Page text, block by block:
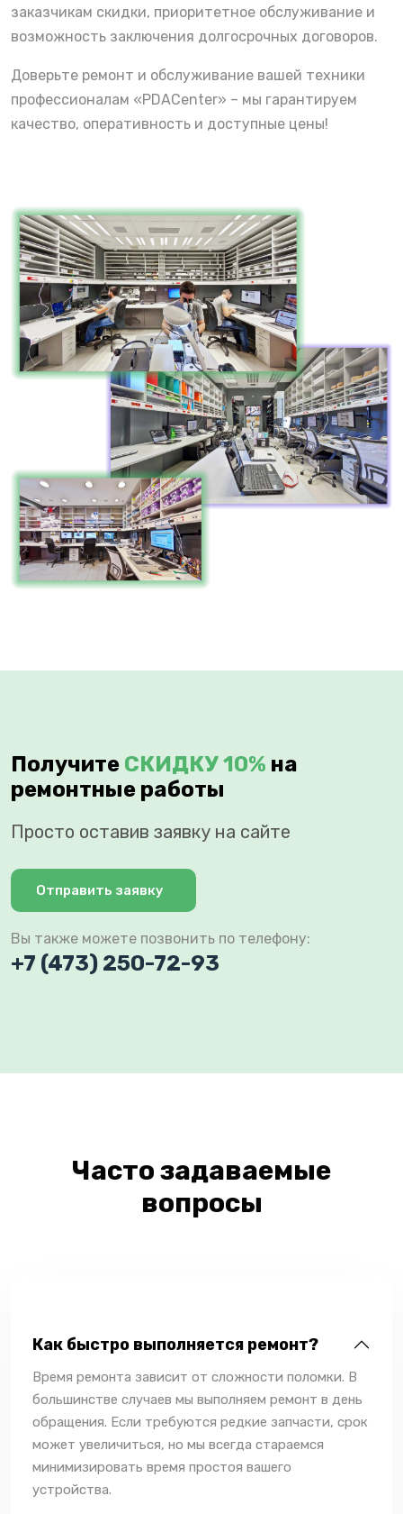
заказчикам скидки, приоритетное обслуживание и
возможность заключения долгосрочных договоров.
Доверьте ремонт и обслуживание вашей техники
профессионалам «PDACenter» – мы гарантируем
качество, оперативность и доступные цены!
Получите СКИДКУ 10% на
ремонтные работы
Просто оставив заявку на сайте
Отправить заявку
Вы также можете позвонить по телефону:
+7 (473) 250-72-93
Часто задаваемые
вопросы
Как быстро выполняется ремонт?
Время ремонта зависит от сложности поломки. В
большинстве случаев мы выполняем ремонт в день
обращения. Если требуются редкие запчасти, срок
может увеличиться, но мы всегда стараемся
минимизировать время простоя вашего
устройства.